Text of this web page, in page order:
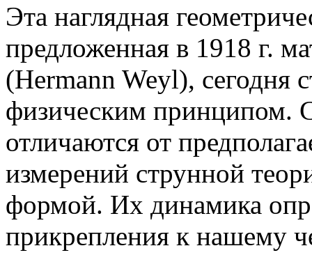
Эта наглядная
предложенная в 1918 г.
(Hermann Weyl), сегодня
физическим принципом.
отличаются от
измерений струнной
формой. Их динамика
прикрепления к нашему